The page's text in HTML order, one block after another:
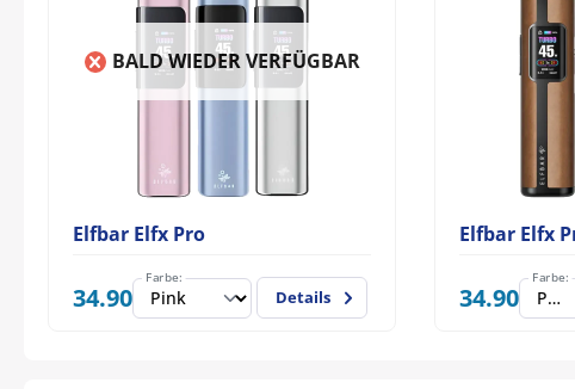
BALD WIEDER VERFÜGBAR
Elfbar Elfx Pro
34.90
Farbe:
Details
Elfbar Elfx
34.90
Farbe: